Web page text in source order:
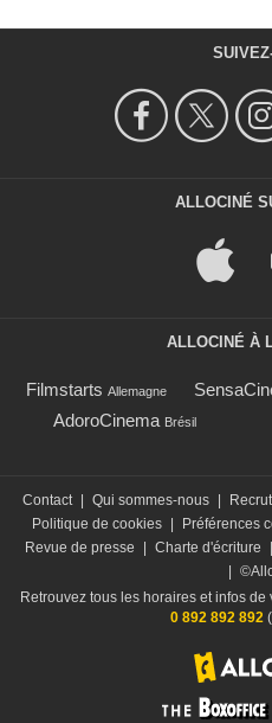
ALLOCINÉ
ALLOCINÉ À
Filmstarts Allemagne
AdoroCinema Brésil
Contact | Qui sommes-nous |
Politique de cookies | Préférences
Revue de presse
| Charte d'écriture |
|
Retrouvez tous les horaires et infos
0 892 892 892